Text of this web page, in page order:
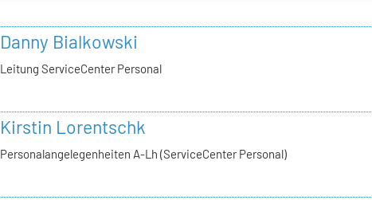
Danny Bialkowski
Leitung ServiceCenter Personal
Kirstin Lorentschk
Personalangelegenheiten A-Lh (ServiceCenter Personal)